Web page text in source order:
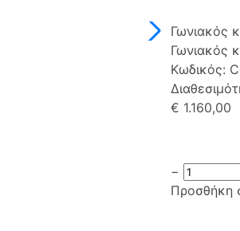
Γωνιακός
Γωνιακός
Κωδικός:
€ 1.160,00
−
Προσθήκη